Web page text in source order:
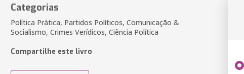
Categorias
Política Prática, Partidos Políticos, Comunicação &
Socialismo, Crimes Verídicos, Ciência Política
Compartilhe este livro